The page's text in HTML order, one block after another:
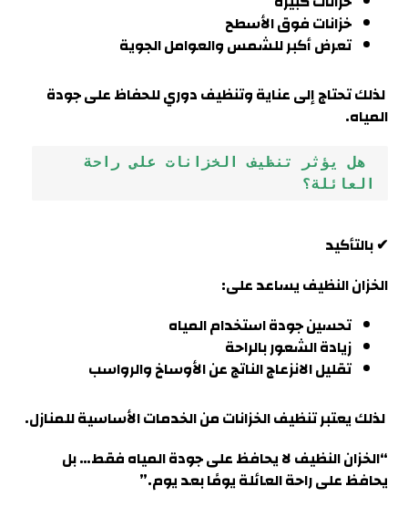
خزانات فوق الأسطح
تعرض أكبر للشمس والعوامل الجوية
لذلك تحتاج إلى عناية وتنظيف دوري للحفاظ على جودة
المياه.
العائلة؟
✔ بالتأكيد
الخزان النظيف يساعد على:
تحسين جودة استخدام المياه
زيادة الشعور بالراحة
تقليل الانزعاج الناتج عن الأوساخ والرواسب
لذلك يعتبر تنظيف الخزانات من الخدمات الأساسية للمنازل.
“الخزان النظيف لا يحافظ على جودة المياه فقط… بل
يحافظ على راحة العائلة يومًا بعد يوم.”